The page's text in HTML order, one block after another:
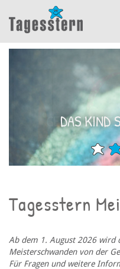
DAS KIND
GESUNDES
Tagesstern
Ab dem 1. August 2026 wird
Meisterschwanden von der
Für Fragen und weitere